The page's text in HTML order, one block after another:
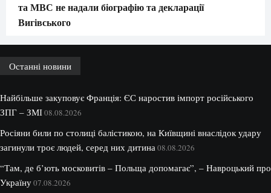
та МВС не надали біографію та декларації
Вигівського
Останні новини
Найбільше закуповує Франція: ЄС наростив імпорт російського
ЗПГ – ЗМІ08.08.2026
Росіяни били по столиці балістикою, на Київщині внаслідок удару
загинули троє людей, серед них дитина08.08.2026
“Там, де б’ють московитів – Польща допомагає”, – Навроцький про
Україну07.08.2026